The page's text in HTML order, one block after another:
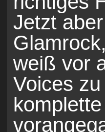
Jetzt
weiß vor
Voices